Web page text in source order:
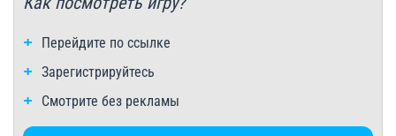
Перейдите по ссылке
Зарегистрируйтесь
Смотрите без рекламы